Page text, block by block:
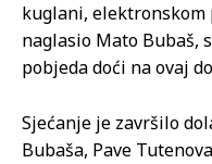
kuglani,
naglasio Mato Bubaš,
pobjeda doći na ovaj
Sjećanje je završilo
Bubaša, Pave